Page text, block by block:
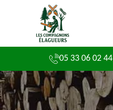
05 33 06 02 44